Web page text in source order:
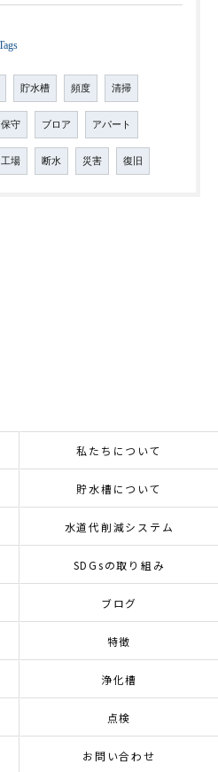
貯水槽 頻度 清掃
保守 ブロア アパート
工場 断水 災害 復旧
私たちについて
貯水槽について
水道代削減システム
SDGsの取り組み
ブログ
特徴
浄化槽
点検
お問い合わせ